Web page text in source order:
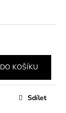
DO KOŠÍKU
Sdílet